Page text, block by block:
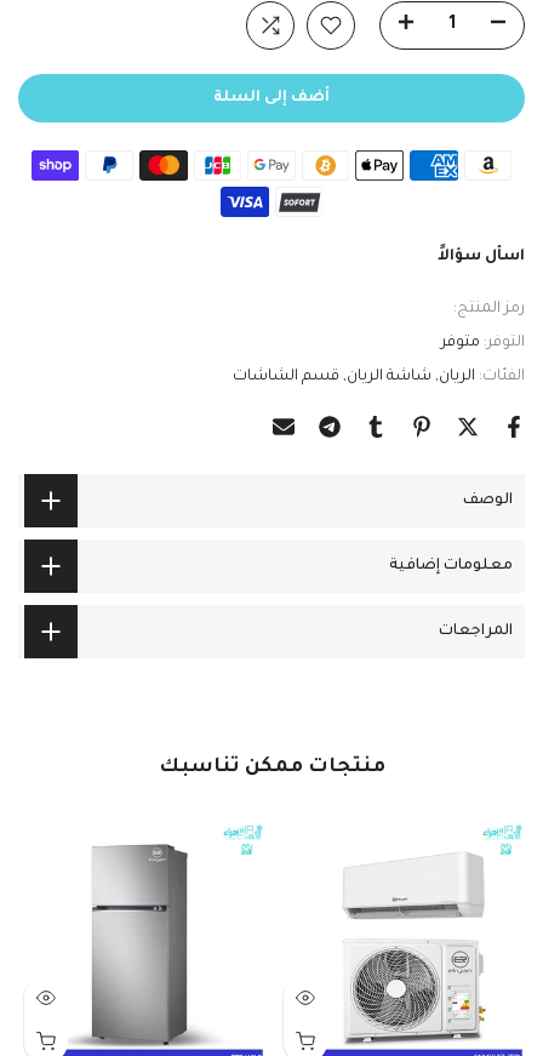
أضف إلى السلة
اسأل سؤالاً
رمز المنتج:
التوفر: متوفر
الفئات: الريان شاشة الريان قسم الشاشات
الوصف
معلومات إضافية
المراجعات
منتجات ممكن تناسبك